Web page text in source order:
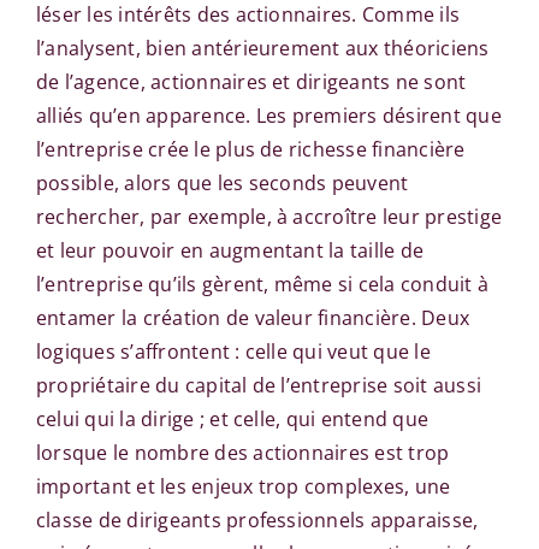
léser les intérêts des actionnaires. Comme ils
l’analysent, bien antérieurement aux théoriciens
de l’agence, actionnaires et dirigeants ne sont
alliés qu’en apparence. Les premiers désirent que
l’entreprise crée le plus de richesse financière
possible, alors que les seconds peuvent
rechercher, par exemple, à accroître leur prestige
et leur pouvoir en augmentant la taille de
l’entreprise qu’ils gèrent, même si cela conduit à
entamer la création de valeur financière. Deux
logiques s’affrontent : celle qui veut que le
propriétaire du capital de l’entreprise soit aussi
celui qui la dirige ; et celle, qui entend que
lorsque le nombre des actionnaires est trop
important et les enjeux trop complexes, une
classe de dirigeants professionnels apparaisse,